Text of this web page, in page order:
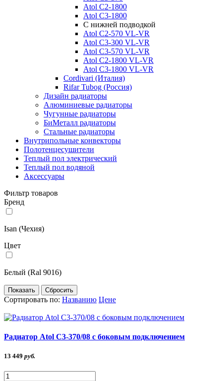
Atol C2-1800
Atol C3-1800
С нижней подводкой
Atol C2-570 VL-VR
Atol C3-300 VL-VR
Atol C3-570 VL-VR
Atol C2-1800 VL-VR
Atol C3-1800 VL-VR
Cordivari (Италия)
Rifar Tubog (Россия)
Дизайн радиаторы
Алюминиевые радиаторы
Чугунные радиаторы
БиМеталл радиаторы
Стальные радиаторы
Внутрипольные конвекторы
Полотенцесушители
Теплый пол электрический
Теплый пол водяной
Аксессуары
Фильтр товаров
Бренд
Isan (Чехия)
Цвет
Белый (Ral 9016)
Сортировать по: Названию Цене
Радиатор Atol C3-370/08 с боковым подключением
13 449 руб.